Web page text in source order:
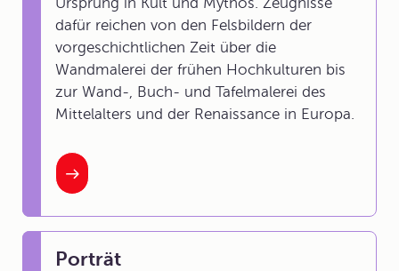
dafür reichen von den Felsbildern der
vorgeschichtlichen Zeit über die
Wandmalerei der frühen Hochkulturen bis
zur Wand-, Buch- und Tafelmalerei des
Mittelalters und der Renaissance in Europa.
Porträt